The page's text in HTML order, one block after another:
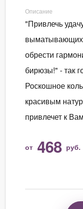
Описание
"Привлечь
выматывающих
обрести
бирюзы!" - так
Роскошное
красивым
привлечет к
от 468 руб.